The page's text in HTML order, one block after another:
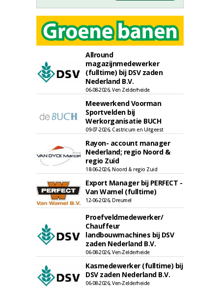
Allround
magazijnmedewerker
(fulltime) bij DSV zaden
Nederland B.V.
06-08-2026, Ven Zelderheide
Meewerkend Voorman
Sportvelden bij
Werkorganisatie BUCH
09-07-2026, Castricum en Uitgeest
Rayon- account manager
Nederland; regio Noord &
regio Zuid
18-06-2026, Noord & regio Zuid
Export Manager bij PERFECT -
Van Wamel (fulltime)
12-06-2026, Dreumel
Proefveldmedewerker/
Chauffeur
landbouwmachines bij DSV
zaden Nederland B.V.
06-08-2026, Ven-Zelderheide
Kasmedewerker (fulltime) bij
DSV zaden Nederland B.V.
06-08-2026, Ven-Zelderheide